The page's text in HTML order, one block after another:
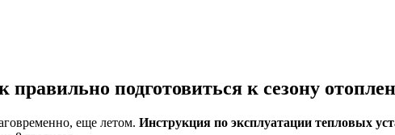
правильно подготовиться к сезону
еще летом. Инструкция по эксплуатации тепловых